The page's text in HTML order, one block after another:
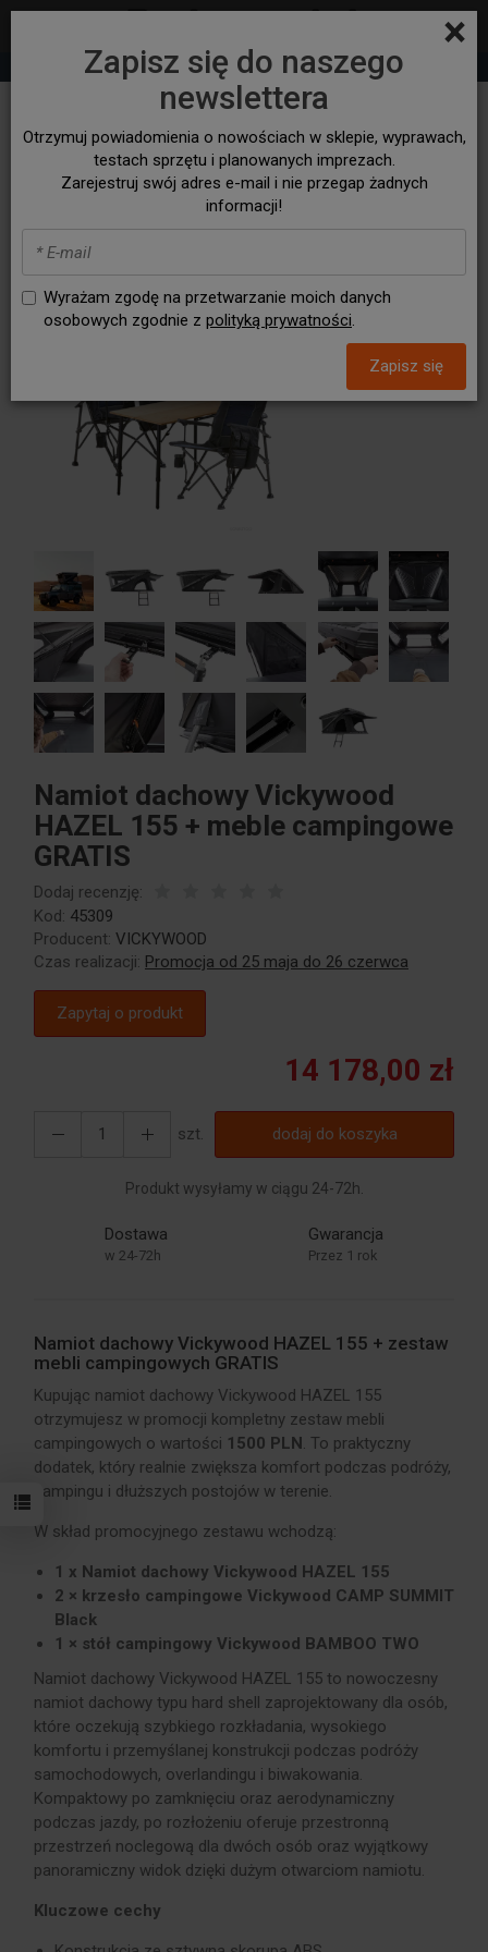
×
Zapisz się do naszego
newslettera
Otrzymuj powiadomienia o nowościach w sklepie, wyprawach,
testach sprzętu i planowanych imprezach.
Zarejestruj swój adres e-mail i nie przegap żadnych
informacji!
Wyrażam zgodę na przetwarzanie moich danych
osobowych zgodnie z polityką prywatności.
Zapisz się
+48 530 932 305 sklep@bezasfaltu4x4.com
Namiot dachowy Vickywood
HAZEL 155 + meble campingowe
GRATIS
Dodaj recenzję:
Kod: 45309
Producent: VICKYWOOD
Czas realizacji: Promocja od 25 maja do 26 czerwca
Zapytaj o produkt
14 178,00 zł
szt. dodaj do koszyka
Produkt wysyłamy w ciągu 24-72h.
Dostawa
w 24-72h
Gwarancja
Przez 1 rok
Namiot dachowy Vickywood HAZEL 155 + zestaw
mebli campingowych GRATIS
Kupując namiot dachowy Vickywood HAZEL 155
otrzymujesz w promocji kompletny zestaw mebli
campingowych o wartości 1500 PLN. To praktyczny
dodatek, który realnie zwiększa komfort podczas podróży,
campingu i dłuższych postojów w terenie.
W skład promocyjnego zestawu wchodzą:
1 x Namiot dachowy Vickywood HAZEL 155
2 × krzesło campingowe Vickywood CAMP SUMMIT
Black
1 × stół campingowy Vickywood BAMBOO TWO
Namiot dachowy Vickywood HAZEL 155 to nowoczesny
namiot dachowy typu hard shell zaprojektowany dla osób,
które oczekują szybkiego rozkładania, wysokiego
komfortu i przemyślanej konstrukcji podczas podróży
samochodowych, overlandingu i biwakowania.
Kompaktowy po zamknięciu oraz aerodynamiczny
podczas jazdy, po rozłożeniu oferuje przestronną
przestrzeń noclegową dla dwóch osób oraz wyjątkowy
panoramiczny widok dzięki dużym otwarciom namiotu.
Kluczowe cechy